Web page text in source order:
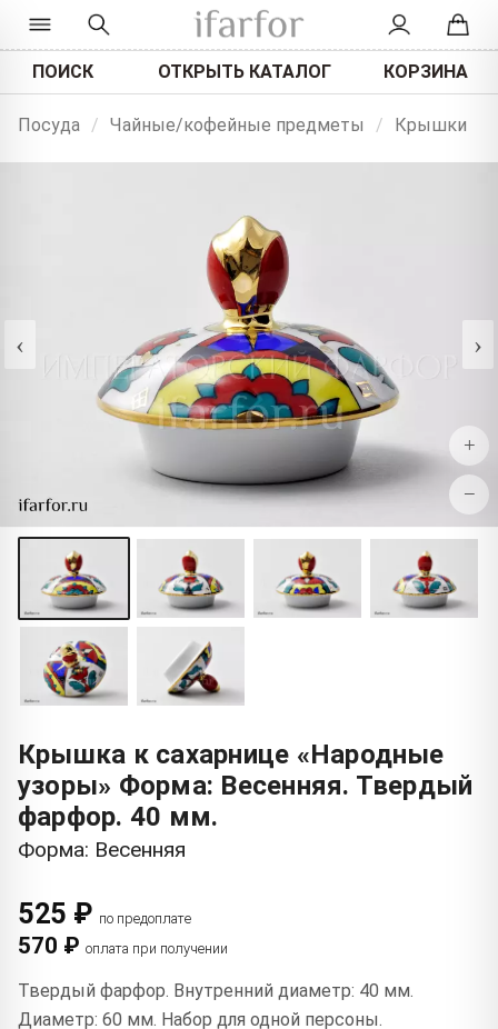
ПОИСК ОТКРЫТЬ КАТАЛОГ КОРЗИНА
Посуда / Чайные/кофейные предметы / Крышки
‹ ›
+
−
Крышка к сахарнице «Народные
узоры» Форма: Весенняя. Твердый
фарфор. 40 мм.
Форма: Весенняя
525 ₽ по предоплате
570 ₽ оплата при получении
Твердый фарфор. Внутренний диаметр: 40 мм.
Диаметр: 60 мм. Набор для одной персоны.